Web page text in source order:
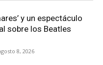
y un espectáculo
sobre los Beatles
8, 2026